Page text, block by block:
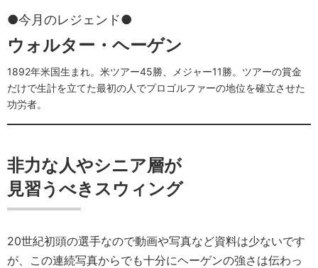
●今月のレジェンド●
ウォルター・ヘーゲン
1892年米国生まれ。米ツアー45勝、メジャー11勝。ツアーの賞金
だけで生計を立てた最初の人でプロゴルファーの地位を確立させた
功労者。
非力な人やシニア層が
見習うべきスウィング
20世紀初頭の選手なので動画や写真など資料は少ないです
が、この連続写真からでも十分にヘーゲンの強さは伝わっ